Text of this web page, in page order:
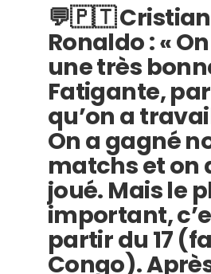
💬🇵🇹
Ronaldo : «
une très
Fatigante,
qu’on a
On a gagné
matchs et on
joué. Mais le
important,
partir du 17
Congo).